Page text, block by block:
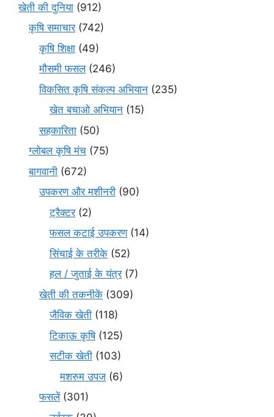
खेती की दुनिया (912)
कृषि समाचार(742)
कृषि शिक्षा (49)
मौसमी फसल(246)
विकसित कृषि संकल्प अभियान (235)
खेत बचाओ अभियान (15)
सहकारिता (50)
ग्लोबल कृषि मंच (75)
बागवानी (672)
उपकरण और मशीनरी (90)
ट्रैक्टर(2)
फसल कटाई उपकरण(14)
सिंचाई के तरीके (52)
हल / जुताई के यंत्र(7)
खेती की तकनीकें (309)
जैविक खेती (118)
टिकाऊ कृषि(125)
सटीक खेती (103)
मशरुम उपज (6)
फसलें(301)